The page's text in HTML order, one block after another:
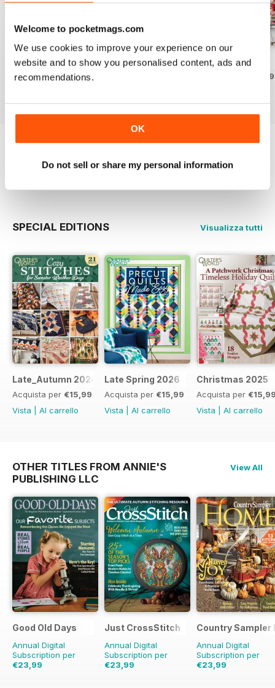
Welcome to pocketmags.com
We use cookies to improve your experience on our
website and to show you personalised content, ads and
recommendations.
OK
Do not sell or share my personal information
Summer 2026
Acquista per€11,99
Spring 2026 Winter 2025
€11,99
World
SPECIAL EDITIONS Visualizza tutti
Late_Autumn 2026
Acquista per €15,99
Vista
Al carrello
Late Spring 2026
Acquista per €15,99
Vista
Al carrello
Christmas 2025
Acquista per
Vista
Al carrello
OTHER TITLES FROM ANNIE'S
PUBLISHING LLC
View All
Good Old Days
Annual Digital
Subscription per
€23,99
Just CrossStitch
Annual Digital
Subscription per
€23,99
Country Sampler
Annual Digital
Subscription per
€23,99